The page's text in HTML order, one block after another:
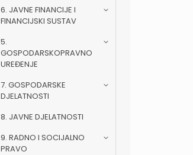
6. JAVNE FINANCIJE I
FINANCIJSKI SUSTAV
5.
GOSPODARSKOPRAVNO
UREĐENJE
7. GOSPODARSKE
DJELATNOSTI
8. JAVNE DJELATNOSTI
9. RADNO I SOCIJALNO
PRAVO